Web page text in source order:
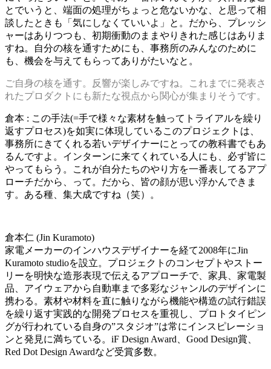
とでいうと、端面の処理がちょっと危ないかな、と思って相
談したときも「気にしなくていいよ」と。だから、プレッシ
ャーはありつつも、初期衝動のままやりきれた感じはありま
すね。自分の核を通すためにも、事務所のみんなのために
も、機会を与えてもらってありがたいなと。
ご自身の核を通す。反響が楽しみですね。これまでに発表さ
れたプロダクトにも新たな視点から関心が集まりそうです。
倉本 : この手法(=手で様々な素材を触ってトライアルを繰り
返すプロセス)を如実に体現しているこのプロジェクトは、
事務所にきてくれる若いデザイナーにとっての教科書でもあ
るんですよ。インターンに来てくれている人にも、必ず皆に
やってもらう。これが自分たちのやり方を一番表してるアプ
ローチだから、って。だから、皆の顔が思い浮かんできま
す。ある種、集大成ですね（笑）。
倉本仁 (Jin Kuramoto)
家電メーカーのインハウスデザイナーを経て2008年にJin
Kuramoto studioを設立。プロジェクトのコンセプトやストー
リーを明快な造形表現で伝えるアプローチで、家具、家電製
品、アイウェアから自動車まで多彩なジャンルのデザインに
携わる。素材や材料を直に触りながら機能や構造の試行錯誤
を繰り返す実践的な開発プロセスを重視し、プロトタイピン
グが行われている自身の”スタジオ”は常にインスピレーショ
ンと発見に満ちている。iF Design Award、Good Design賞、
Red Dot Design Awardなど受賞多数。